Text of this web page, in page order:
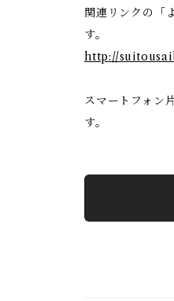
関連リンクの「
す。
http://
スマートフォン
す。